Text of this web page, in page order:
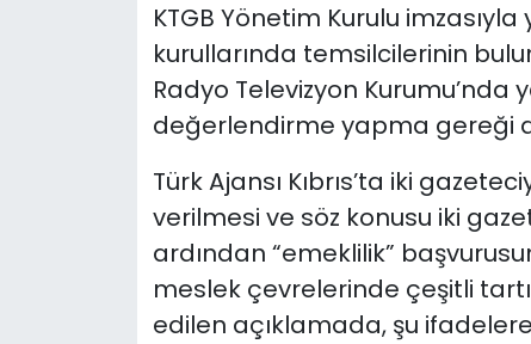
KTGB Yönetim Kurulu
kurullarında temsilcilerinin
Radyo Televizyon
değerlendirme yapma gereği
Türk Ajansı Kıbrıs’ta iki
verilmesi ve söz konusu iki
ardından “emeklilik”
meslek çevrelerinde çeşitli
edilen açıklamada, şu